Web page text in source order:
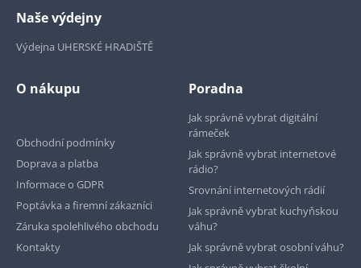
Naše výdejny
Výdejna UHERSKÉ HRADIŠTĚ
O nákupu
Obchodní podmínky
Doprava a platba
Informace o GDPR
Poptávka a firemní zákazníci
Záruka spolehlivého obchodu
Kontakty
Poradna
Jak správně vybrat digitální
rámeček
Jak správně vybrat internetové
rádio?
Srovnání internetových rádií
Jak správně vybrat kuchyňskou
váhu?
Jak správně vybrat osobní váhu?